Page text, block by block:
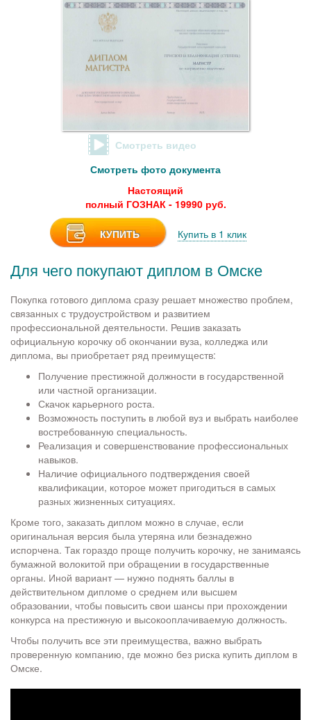
Смотреть видео
Смотреть фото документа
Настоящий
полный ГОЗНАК - 19990 руб.
КУПИТЬ Купить в 1 клик
Для чего покупают диплом в Омске
Покупка готового диплома сразу решает множество проблем,
связанных с трудоустройством и развитием
профессиональной деятельности. Решив заказать
официальную корочку об окончании вуза, колледжа или
диплома, вы приобретает ряд преимуществ:
Получение престижной должности в государственной
или частной организации.
Скачок карьерного роста.
Возможность поступить в любой вуз и выбрать наиболее
востребованную специальность.
Реализация и совершенствование профессиональных
навыков.
Наличие официального подтверждения своей
квалификации, которое может пригодиться в самых
разных жизненных ситуациях.
Кроме того, заказать диплом можно в случае, если
оригинальная версия была утеряна или безнадежно
испорчена. Так гораздо проще получить корочку, не занимаясь
бумажной волокитой при обращении в государственные
органы. Иной вариант — нужно поднять баллы в
действительном дипломе о среднем или высшем
образовании, чтобы повысить свои шансы при прохождении
конкурса на престижную и высокооплачиваемую должность.
Чтобы получить все эти преимущества, важно выбрать
проверенную компанию, где можно без риска купить диплом в
Омске.